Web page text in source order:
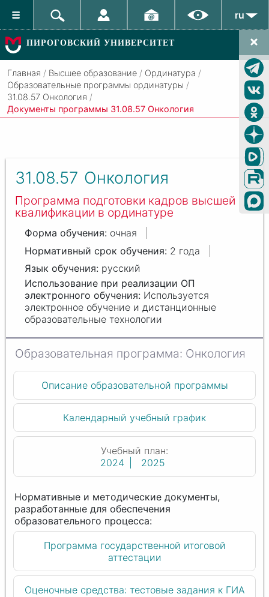
ru
ПИРОГОВСКИЙ УНИВЕРСИТЕТ
Главная / Высшее образование / Ординатура /
Образовательные программы ординатуры /
31.08.57 Онкология /
Документы программы 31.08.57 Онкология
31.08.57 Онкология
Программа подготовки кадров высшей
квалификации в ординатуре
очная
2 года
русский
Используется
электронное обучение и дистанционные
образовательные технологии
Онкология
Описание образовательной программы
Календарный учебный график
Учебный план:
2024
2025
Программа государственной итоговой
аттестации
Оценочные средства: тестовые задания к ГИА